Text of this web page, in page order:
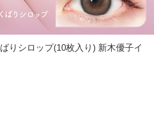
りシロップ(10枚入り) 新木優子イ